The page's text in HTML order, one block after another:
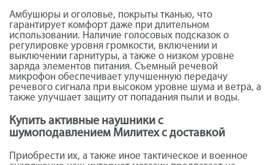
Амбушюры и оголовье, покрыты тканью, что
гарантирует комфорт даже при длительном
использовании. Наличие голосовых подсказок о
регулировке уровня громкости, включении и
выключении гарнитуры, а также о низком уровне
заряда элементов питания. Съемный речевой
микрофон обеспечивает улучшенную передачу
речевого сигнала при высоком уровне шума и ветра, а
также улучшает защиту от попадания пыли и воды.
Купить активные наушники с
шумоподавлением Милитех с доставкой
Приобрести их, а также иное тактическое и военное